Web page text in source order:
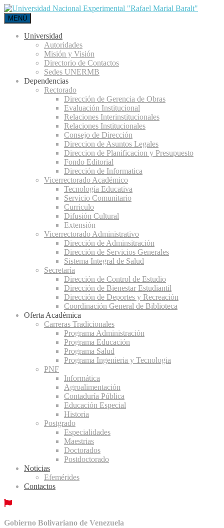
MENÚ
Universidad
Autoridades
Misión y Visión
Directorio de Contactos
Sedes UNERMB
Dependencias
Rectorado
Dirección de Gerencia de Obras
Evaluación Institucional
Relaciones Interinstitucionales
Relaciones Institucionales
Consejo de Dirección
Direccion de Asuntos Legales
Direccion de Planificacion y Presupuesto
Fondo Editorial
Dirección de Informatica
Vicerrectorado Académico
Tecnología Educativa
Servicio Comunitario
Curriculo
Difusión Cultural
Extensión
Vicerrectorado Administrativo
Dirección de Adminsitración
Dirección de Servicios Generales
Sistema Integral de Salud
Secretaría
Dirección de Control de Estudio
Dirección de Bienestar Estudiantil
Dirección de Deportes y Recreación
Coordinación General de Biblioteca
Oferta Académica
Carreras Tradicionales
Programa Administración
Programa Educación
Programa Salud
Programa Ingenieria y Tecnologia
PNF
Informática
Agroalimentación
Contaduría Pública
Educación Especial
Historia
Postgrado
Especialidades
Maestrias
Doctorados
Postdoctorado
Noticias
Efemérides
Contactos
Gobierno Bolivariano de Venezuela